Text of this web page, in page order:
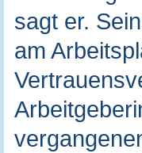
sagt er.
am